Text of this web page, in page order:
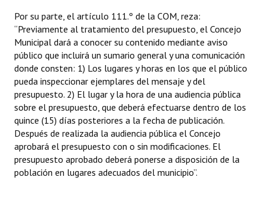
Reconocimientos - Registro
Bariloche, Municipio intercultural
Entrega de distinciones
REFORMA DE LA CARTA ORGÁNICA
Por su parte, el artículo 111.º de la COM, reza:
“Previamente al tratamiento del presupuesto, el Concejo
Municipal dará a conocer su contenido mediante aviso
público que incluirá un sumario general y una comunicación
donde consten: 1) Los lugares y horas en los que el público
pueda inspeccionar ejemplares del mensaje y del
presupuesto. 2) El lugar y la hora de una audiencia pública
sobre el presupuesto, que deberá efectuarse dentro de los
quince (15) días posteriores a la fecha de publicación.
Después de realizada la audiencia pública el Concejo
aprobará el presupuesto con o sin modificaciones. El
presupuesto aprobado deberá ponerse a disposición de la
población en lugares adecuados del municipio”.